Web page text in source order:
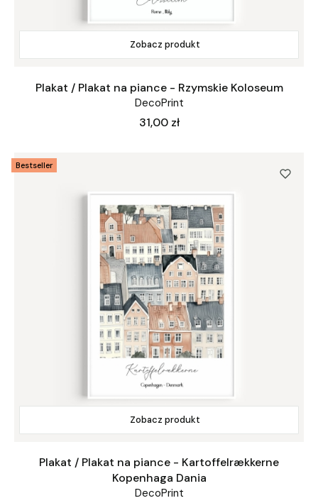
Zobacz produkt
Plakat / Plakat na piance - Rzymskie Koloseum
DecoPrint
Cena
31,00 zł
Bestseller
Zobacz produkt
Plakat / Plakat na piance - Kartoffelrækkerne
Kopenhaga Dania
DecoPrint